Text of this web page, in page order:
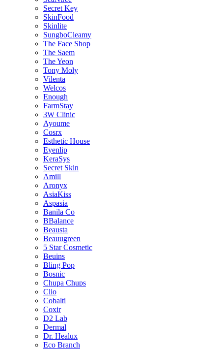
Secret Key
SkinFood
Skinlite
SungboCleamy
The Face Shop
The Saem
The Yeon
Tony Moly
Vilenta
Welcos
Enough
FarmStay
3W Clinic
Ayoume
Cosrx
Esthetic House
Eyenlip
KeraSys
Secret Skin
Amill
Aronyx
AsiaKiss
Aspasia
Banila Co
BBalance
Beausta
Beauugreen
5 Star Cosmetic
Beuins
Bling Pop
Bosnic
Chupa Chups
Clio
Cobalti
Coxir
D2 Lab
Dermal
Dr. Healux
Eco Branch